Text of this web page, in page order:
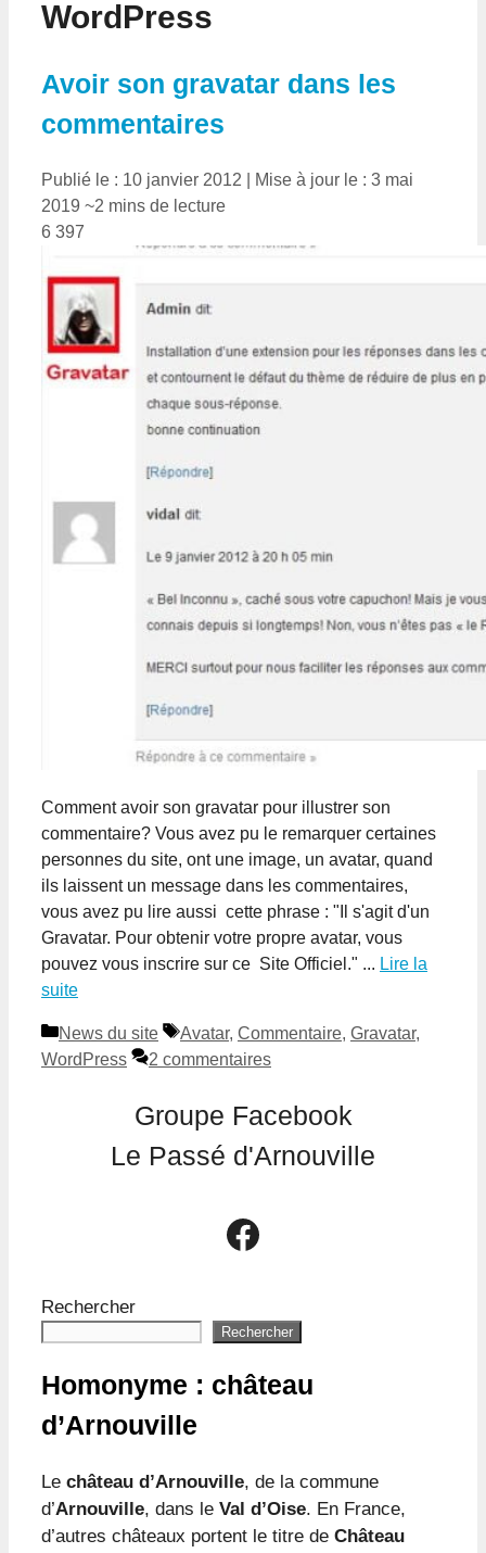
WordPress
Avoir son gravatar dans les
commentaires
Publié le : 10 janvier 2012
Mise à jour le : 3 mai
2019 ~2 mins de lecture
6 397
Comment avoir son gravatar pour illustrer son
commentaire? Vous avez pu le remarquer certaines
personnes du site, ont une image, un avatar, quand
ils laissent un message dans les commentaires,
vous avez pu lire aussi cette phrase : "Il s'agit d'un
Gravatar. Pour obtenir votre propre avatar, vous
pouvez vous inscrire sur ce Site Officiel." ... Lire la
suite
Catégories
News du site Étiquettes
Avatar, Commentaire, Gravatar,
WordPress
2 commentaires
Groupe Facebook
Le Passé d'Arnouville
Le groupe Facebook Le Passé d'Arnouville
Rechercher
Rechercher
Homonyme : château
d’Arnouville
Le château d’Arnouville, de la commune
d’Arnouville, dans le Val d’Oise. En France,
d’autres châteaux portent le titre de Château